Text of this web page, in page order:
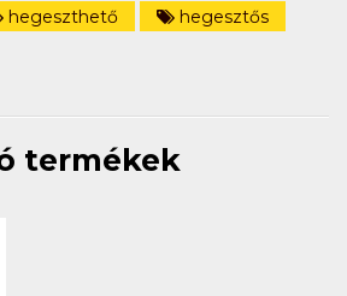
hegeszthető hegesztős
termékek